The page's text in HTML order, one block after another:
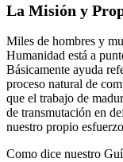
La Misión y
Miles de hombres y
Humanidad está a
Básicamente ayuda
proceso natural de
que el trabajo de
de transmutación en
nuestro propio
Como dice nuestro